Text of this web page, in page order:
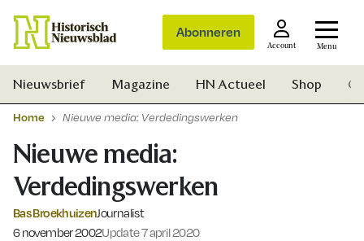
Abonneren
Account Menu
Nieuwsbrief Magazine HN Actueel Shop
Home Nieuwe media: Verdedingswerken
Nieuwe media:
Verdedingswerken
Bas BroekhuizenJournalist
Gepubliceerd op:
6 november 2002Update 7 april 2020